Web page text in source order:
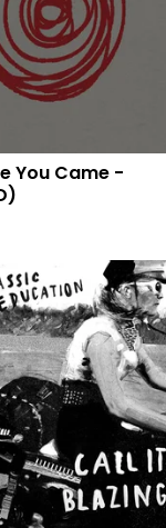
You Came -